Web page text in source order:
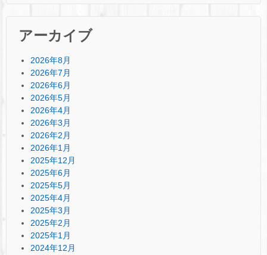
アーカイブ
2026年8月
2026年7月
2026年6月
2026年5月
2026年4月
2026年3月
2026年2月
2026年1月
2025年12月
2025年6月
2025年5月
2025年4月
2025年3月
2025年2月
2025年1月
2024年12月